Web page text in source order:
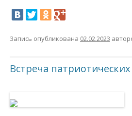
Запись опубликована 02.02.2023
Встреча